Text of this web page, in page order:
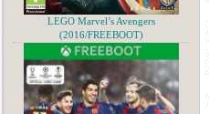
LEGO Marvel’s Avengers
(2016/FREEBOOT)